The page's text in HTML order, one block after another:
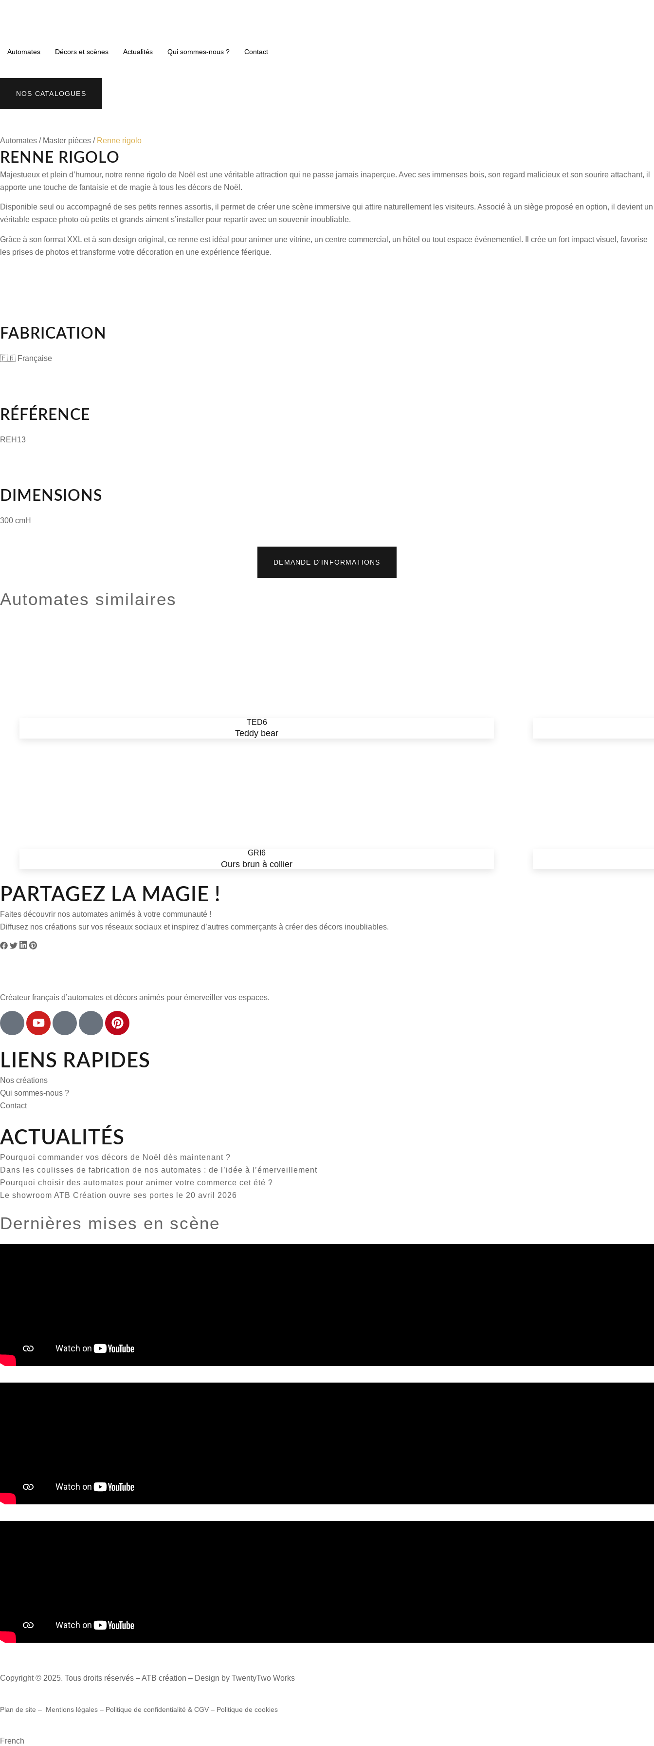
Automates Décors et scènes Actualités Qui sommes-nous ? Contact
NOS CATALOGUES
Automates / Master pièces /Renne rigolo
RENNE RIGOLO
Majestueux et plein d’humour, notre renne rigolo de Noël est une véritable attraction qui ne passe jamais inaperçue. Avec ses immenses bois, son regard malicieux et son sourire attachant, il
apporte une touche de fantaisie et de magie à tous les décors de Noël.
Disponible seul ou accompagné de ses petits rennes assortis, il permet de créer une scène immersive qui attire naturellement les visiteurs. Associé à un siège proposé en option, il devient un
véritable espace photo où petits et grands aiment s’installer pour repartir avec un souvenir inoubliable.
Grâce à son format XXL et à son design original, ce renne est idéal pour animer une vitrine, un centre commercial, un hôtel ou tout espace événementiel. Il crée un fort impact visuel, favorise
les prises de photos et transforme votre décoration en une expérience féerique.
FABRICATION
🇫🇷 Française
RÉFÉRENCE
REH13
DIMENSIONS
300 cmH
DEMANDE D'INFORMATIONS
Automates similaires
Teddy bear
TED6
Ours brun à collier
GRI6
PARTAGEZ LA MAGIE !
Faites découvrir nos automates animés à votre communauté !
Diffusez nos créations sur vos réseaux sociaux et inspirez d’autres commerçants à créer des décors inoubliables.
Créateur français d’automates et décors animés pour émerveiller vos espaces.
LIENS RAPIDES
Nos créations
Qui sommes-nous ?
Contact
ACTUALITÉS
Pourquoi commander vos décors de Noël dès maintenant ?
Dans les coulisses de fabrication de nos automates : de l’idée à l’émerveillement
Pourquoi choisir des automates pour animer votre commerce cet été ?
Le showroom ATB Création ouvre ses portes le 20 avril 2026
Dernières mises en scène
Copyright © 2025. Tous droits réservés – ATB création – Design by TwentyTwo Works
Plan de site – Mentions légales – Politique de confidentialité & CGV – Politique de cookies
French